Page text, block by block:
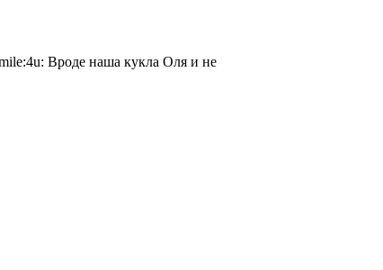
Вроде наша кукла Оля и не